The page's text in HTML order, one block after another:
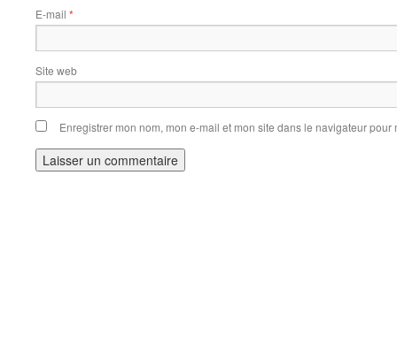
E-mail *
Site web
Enregistrer mon nom, mon e-mail et mon site dans le navigateur